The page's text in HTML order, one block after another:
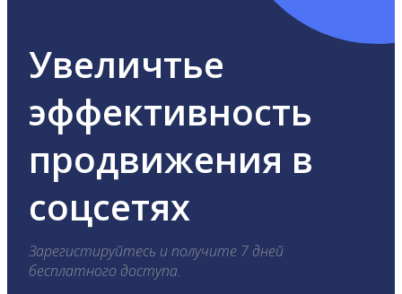
Увеличтье
эффективность
продвижения в
соцсетях
Зарегистируйтесь и получите 7 дней
бесплатного доступа.